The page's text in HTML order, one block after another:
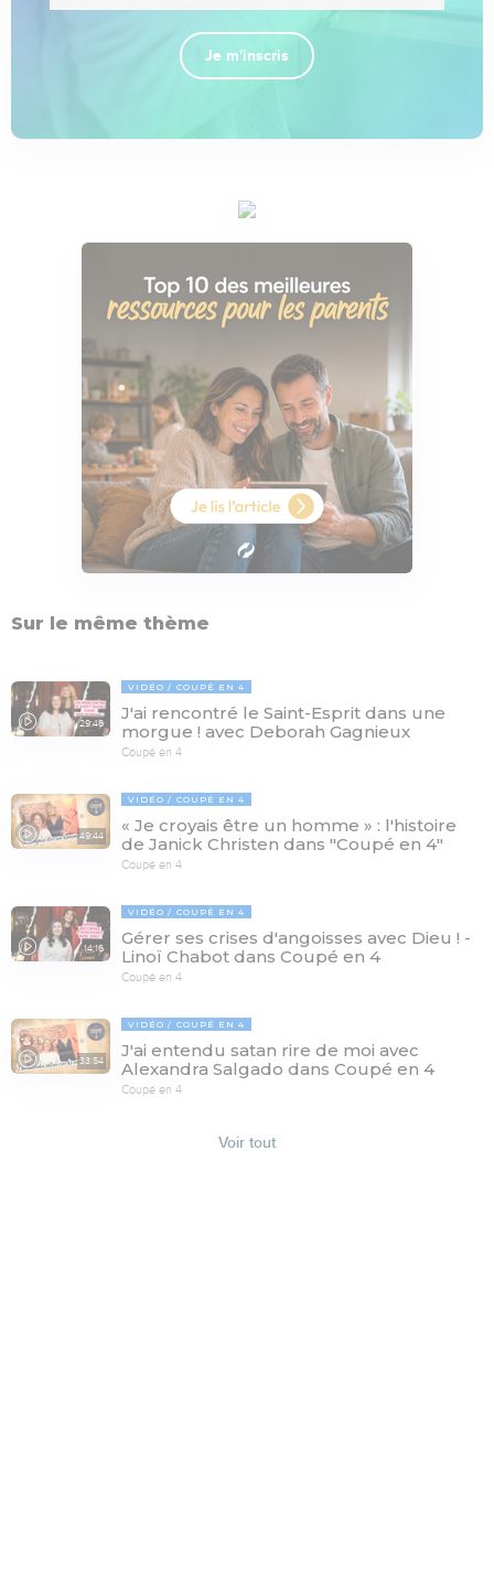
Je m'inscris
Sur le même thème
29:46
VIDÉO COUPÉ EN 4
J'ai rencontré le Saint-Esprit dans une
morgue ! avec Deborah Gagnieux
Coupé en 4
49:44
VIDÉO COUPÉ EN 4
« Je croyais être un homme » : l'histoire
de Janick Christen dans "Coupé en 4"
Coupé en 4
14:16
VIDÉO COUPÉ EN 4
Gérer ses crises d'angoisses avec Dieu ! -
Linoï Chabot dans Coupé en 4
Coupé en 4
33:54
VIDÉO COUPÉ EN 4
J'ai entendu satan rire de moi avec
Alexandra Salgado dans Coupé en 4
Coupé en 4
Voir tout